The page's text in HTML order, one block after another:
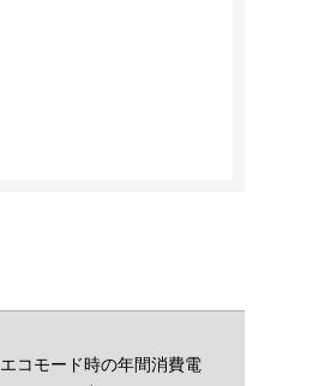
エコモード時の年間消費電